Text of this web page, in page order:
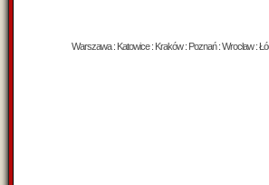
Warszawa : Katowice : Kraków : Poznań : Wrocław :